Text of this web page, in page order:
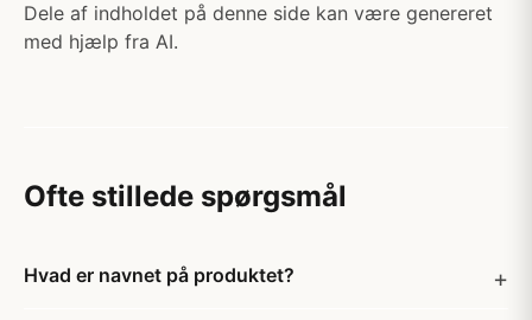
Dele af indholdet på denne side kan være genereret
med hjælp fra AI.
Ofte stillede spørgsmål
Hvad er navnet på produktet?